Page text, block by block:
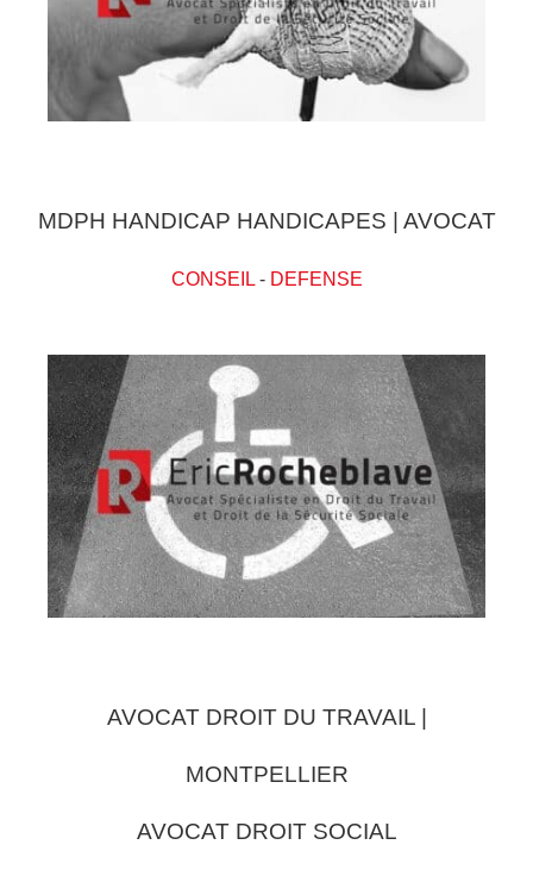
MDPH HANDICAP HANDICAPES | AVOCAT
CONSEIL- DEFENSE
AVOCAT DROIT DU TRAVAIL |
MONTPELLIER
AVOCAT DROIT SOCIAL